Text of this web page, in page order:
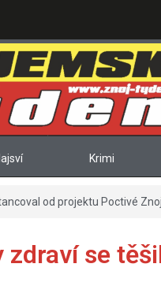
Krimi
od projektu Poctivé
zdraví se